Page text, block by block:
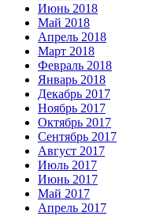
Июнь 2018
Май 2018
Апрель 2018
Март 2018
Февраль 2018
Январь 2018
Декабрь 2017
Ноябрь 2017
Октябрь 2017
Сентябрь 2017
Август 2017
Июль 2017
Июнь 2017
Май 2017
Апрель 2017